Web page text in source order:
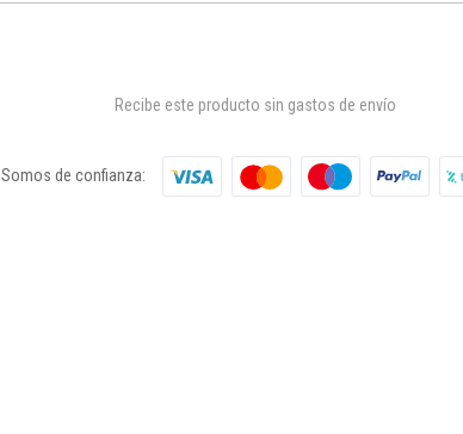
Recibe este producto sin gastos de envío
Somos de confianza: